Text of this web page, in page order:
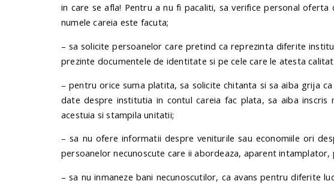
in care se afla! Pentru a nu fi pacaliti, sa verifice personal
numele careia este facuta;
– sa solicite persoanelor care pretind ca reprezinta diferite
prezinte documentele de identitate si pe cele care le atesta
– pentru orice suma platita, sa solicite chitanta si sa aiba grija
date despre institutia in contul careia fac plata, sa aiba inscris
acestuia si stampila unitatii;
– sa nu ofere informatii despre veniturile sau economiile ori
persoanelor necunoscute care ii abordeaza, aparent
– sa nu inmaneze bani necunoscutilor, ca avans pentru diferite